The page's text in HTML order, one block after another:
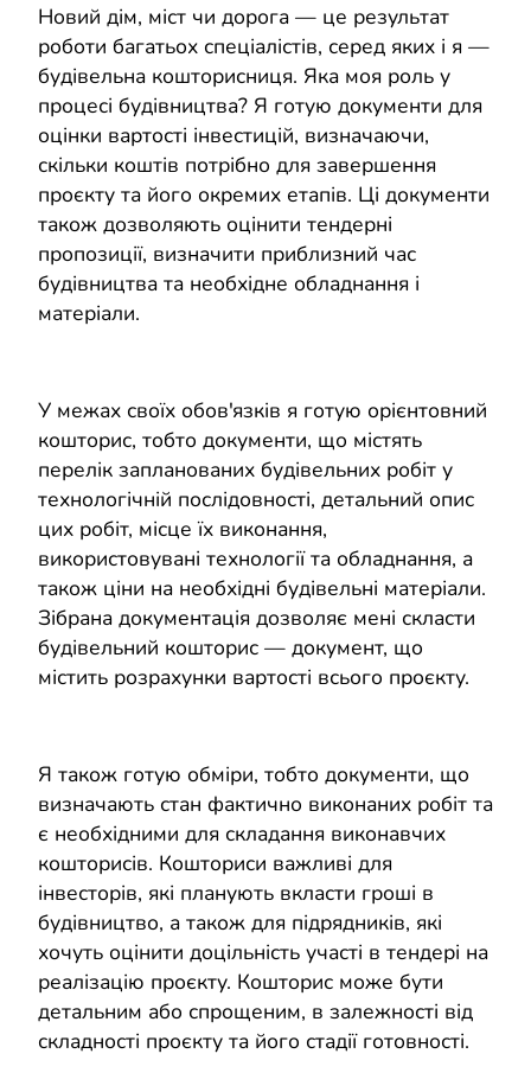
Новий дім, міст чи дорога — це результат
роботи багатьох спеціалістів, серед яких і я —
будівельна кошторисниця. Яка моя роль у
процесі будівництва? Я готую документи для
оцінки вартості інвестицій, визначаючи,
скільки коштів потрібно для завершення
проєкту та його окремих етапів. Ці документи
також дозволяють оцінити тендерні
пропозиції, визначити приблизний час
будівництва та необхідне обладнання і
матеріали.
У межах своїх обов'язків я готую орієнтовний
кошторис, тобто документи, що містять
перелік запланованих будівельних робіт у
технологічній послідовності, детальний опис
цих робіт, місце їх виконання,
використовувані технології та обладнання, а
також ціни на необхідні будівельні матеріали.
Зібрана документація дозволяє мені скласти
будівельний кошторис — документ, що
містить розрахунки вартості всього проєкту.
Я також готую обміри, тобто документи, що
визначають стан фактично виконаних робіт та
є необхідними для складання виконавчих
кошторисів. Кошториси важливі для
інвесторів, які планують вкласти гроші в
будівництво, а також для підрядників, які
хочуть оцінити доцільність участі в тендері на
реалізацію проєкту. Кошторис може бути
детальним або спрощеним, в залежності від
складності проєкту та його стадії готовності.